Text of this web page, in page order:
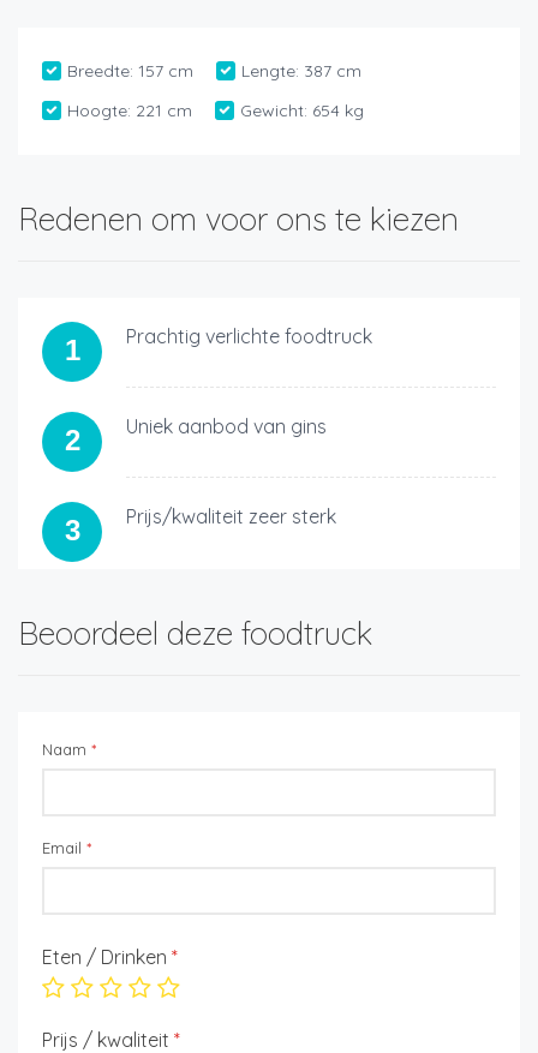
Breedte: 157 cm Lengte: 387 cm
Hoogte: 221 cm Gewicht: 654 kg
Redenen om voor ons te kiezen
1 Prachtig verlichte foodtruck
2 Uniek aanbod van gins
3 Prijs/kwaliteit zeer sterk
Beoordeel deze foodtruck
Naam *
Email *
Eten / Drinken *
Prijs / kwaliteit *